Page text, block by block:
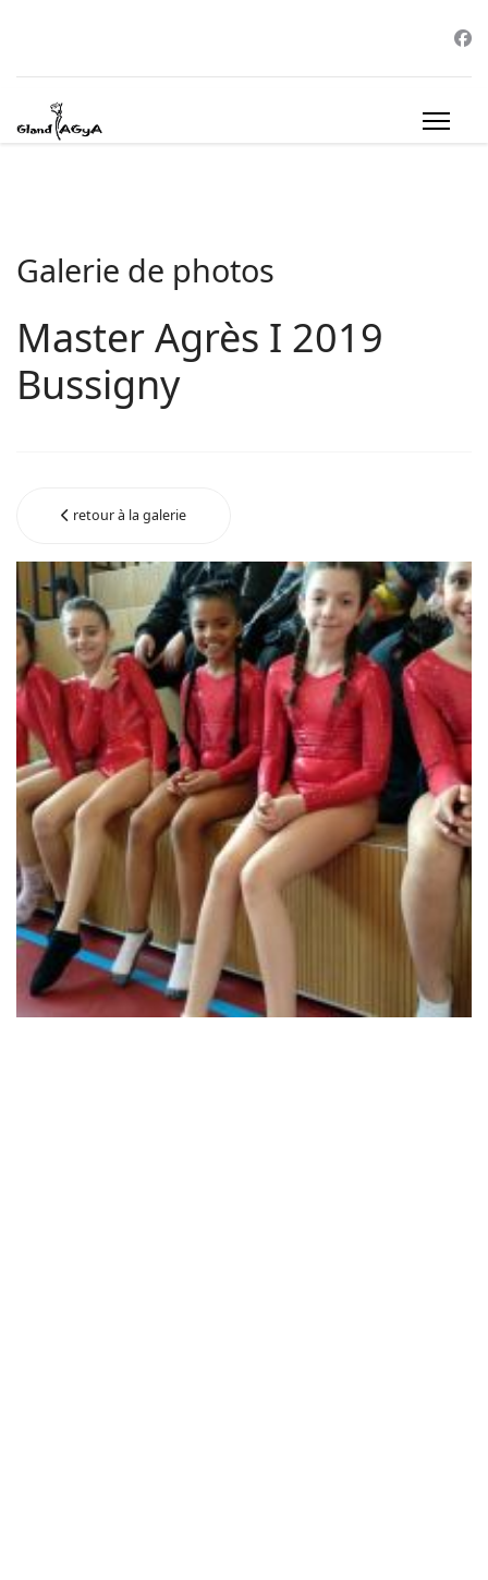
Galerie de photos
Master Agrès I 2019
Bussigny
retour à la galerie